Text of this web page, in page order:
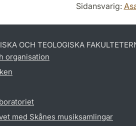
Sidansvarig:
OCH TEOLOGISKA
organisation
med Skånes musiksamlingar